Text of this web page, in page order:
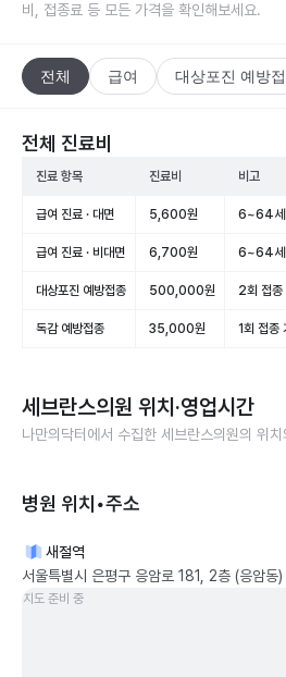
비, 접종료 등 모든 가격을 확인해보세요.
전체 급여 대상포진 예방
전체 진료비
진료 항목 진료비 비고
급여 진료 · 대면 5,600원 6~64세
급여 진료 · 비대면 6,700원 6~64세
대상포진 예방접종 500,000원 2회 접종
독감 예방접종 35,000원 1회 접종
세브란스의원 위치·영업시간
나만의닥터에서 수집한 세브란스의원의 위치
병원 위치•주소
새절역
서울특별시 은평구 응암로 181, 2층 (응암동)
지도 준비 중